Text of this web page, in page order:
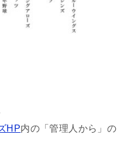
HP内の「管理人から」の